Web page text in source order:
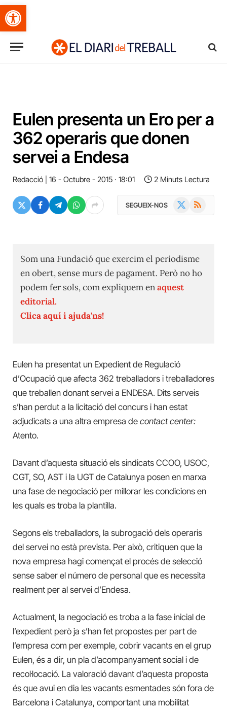
Obre la barra d'eines
Eulen presenta un Ero per a
362 operaris que donen
servei a Endesa
Redacció 16 - Octubre - 2015 · 18:01 2 Minuts Lectura
SEGUEIX-NOS RSS
Som una Fundació que exercim el periodisme
en obert, sense murs de pagament. Però no ho
podem fer sols, com expliquem enaquest
editorial.
Clica aquí i ajuda'ns!
Eulen ha presentat un Expedient de Regulació
d’Ocupació que afecta 362 treballadors i treballadores
que treballen donant servei a ENDESA. Dits serveis
s’han perdut a la licitació del concurs i han estat
adjudicats a una altra empresa de contactcenter:
Atento.
Davant d’aquesta situació els sindicats CCOO, USOC,
CGT, SO, AST i la UGT de Catalunya posen en marxa
una fase de negociació per millorar les condicions en
les quals es troba la plantilla.
Segons els treballadors, la subrogació dels operaris
del servei no està prevista. Per això, critiquen que la
nova empresa hagi començat el procés de selecció
sense saber el número de personal que es necessita
realment per al servei d’Endesa.
Actualment, la negociació es troba a la fase inicial de
l’expedient però ja s’han fet propostes per part de
l’empresa com per exemple, cobrir vacants en el grup
Eulen, és a dir, un pla d’acompanyament social i de
recol·locació. La valoració davant d’aquesta proposta
és que avui en dia les vacants esmentades són fora de
Barcelona i Catalunya, comportant una mobilitat